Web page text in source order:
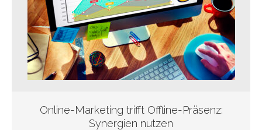
Online-Marketing trifft Offline-Präsenz:
Synergien nutzen